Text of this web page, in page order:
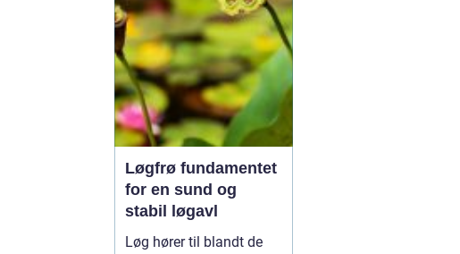
som kan tage sig af det
tunge arbej...
Løgfrø fundamentet
for en sund og
stabil løgavl
Løg hører til blandt de